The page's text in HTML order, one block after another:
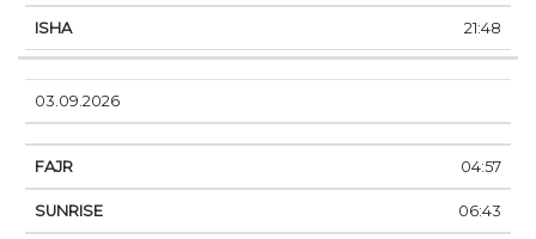
21:48
03.09.2026
04:57
06:43